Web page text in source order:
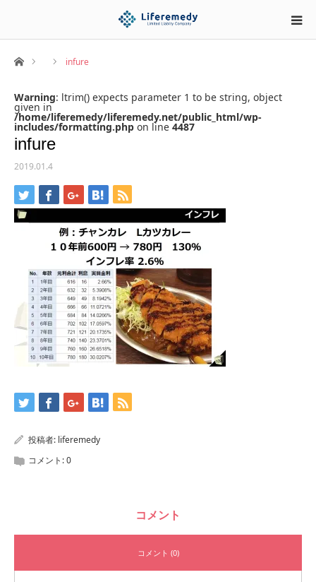
ホーム infure
Warning: ltrim() expects parameter 1 to be string, object
given in
/home/liferemedy/liferemedy.net/public_html/wp-
includes/formatting.php on line 4487
infure
2019.01.4
投稿者: liferemedy
コメント:0
コメント
コメント (0)